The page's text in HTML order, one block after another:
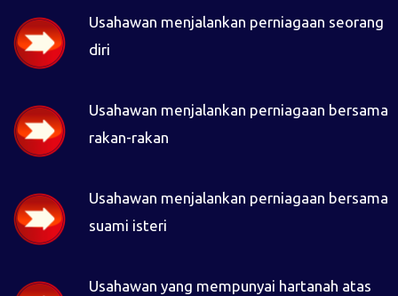
Usahawan menjalankan perniagaan seorang
diri
Usahawan menjalankan perniagaan bersama
rakan-rakan
Usahawan menjalankan perniagaan bersama
suami isteri
Usahawan yang mempunyai hartanah atas